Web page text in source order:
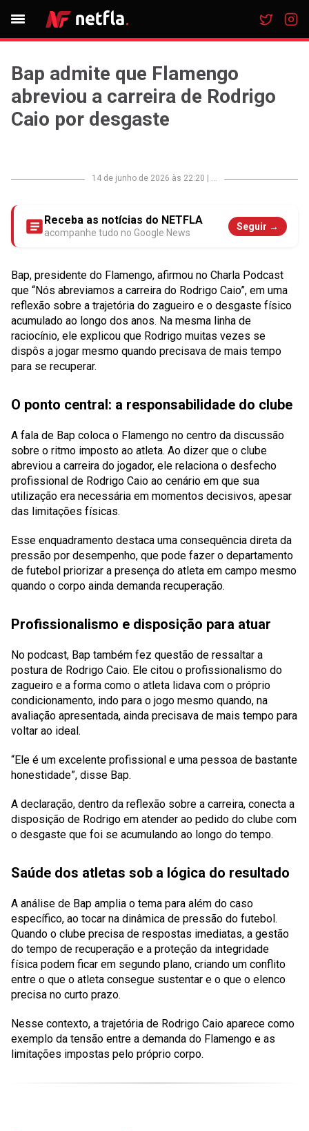
Bap admite que Flamengo
abreviou a carreira de Rodrigo
Caio por desgaste
14 de junho de 2026 às 22:20 ...
Receba as notícias do NETFLA
acompanhe tudo no Google News
Seguir →
Bap, presidente do Flamengo, afirmou no Charla Podcast
que “Nós abreviamos a carreira do Rodrigo Caio”, em uma
reflexão sobre a trajetória do zagueiro e o desgaste físico
acumulado ao longo dos anos. Na mesma linha de
raciocínio, ele explicou que Rodrigo muitas vezes se
dispôs a jogar mesmo quando precisava de mais tempo
para se recuperar.
O ponto central: a responsabilidade do clube
A fala de Bap coloca o Flamengo no centro da discussão
sobre o ritmo imposto ao atleta. Ao dizer que o clube
abreviou a carreira do jogador, ele relaciona o desfecho
profissional de Rodrigo Caio ao cenário em que sua
utilização era necessária em momentos decisivos, apesar
das limitações físicas.
Esse enquadramento destaca uma consequência direta da
pressão por desempenho, que pode fazer o departamento
de futebol priorizar a presença do atleta em campo mesmo
quando o corpo ainda demanda recuperação.
Profissionalismo e disposição para atuar
No podcast, Bap também fez questão de ressaltar a
postura de Rodrigo Caio. Ele citou o profissionalismo do
zagueiro e a forma como o atleta lidava com o próprio
condicionamento, indo para o jogo mesmo quando, na
avaliação apresentada, ainda precisava de mais tempo para
voltar ao ideal.
“Ele é um excelente profissional e uma pessoa de bastante
honestidade”, disse Bap.
A declaração, dentro da reflexão sobre a carreira, conecta a
disposição de Rodrigo em atender ao pedido do clube com
o desgaste que foi se acumulando ao longo do tempo.
Saúde dos atletas sob a lógica do resultado
A análise de Bap amplia o tema para além do caso
específico, ao tocar na dinâmica de pressão do futebol.
Quando o clube precisa de respostas imediatas, a gestão
do tempo de recuperação e a proteção da integridade
física podem ficar em segundo plano, criando um conflito
entre o que o atleta consegue sustentar e o que o elenco
precisa no curto prazo.
Nesse contexto, a trajetória de Rodrigo Caio aparece como
exemplo da tensão entre a demanda do Flamengo e as
limitações impostas pelo próprio corpo.